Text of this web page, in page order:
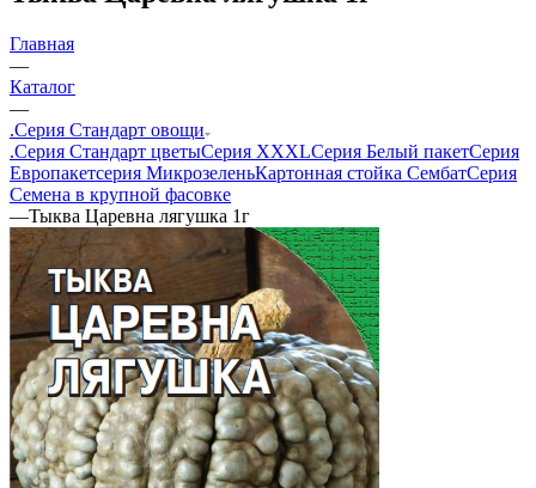
Главная
—
Каталог
—
.Серия Стандарт овощи
.Серия Стандарт цветыСерия XXXLСерия Белый пакетСерия
Европакетсерия МикрозеленьКартонная стойка СембатСерия
Семена в крупной фасовке
—Тыква Царевна лягушка 1г